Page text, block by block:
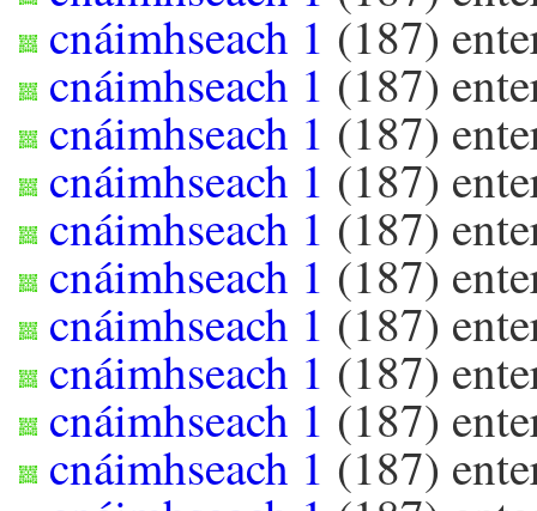
cnáimhseach 1 (187)
cnáimhseach 1 (187)
cnáimhseach 1 (187)
cnáimhseach 1 (187)
cnáimhseach 1 (187)
cnáimhseach 1 (187)
cnáimhseach 1 (187)
cnáimhseach 1 (187)
cnáimhseach 1 (187)
cnáimhseach 1 (187)